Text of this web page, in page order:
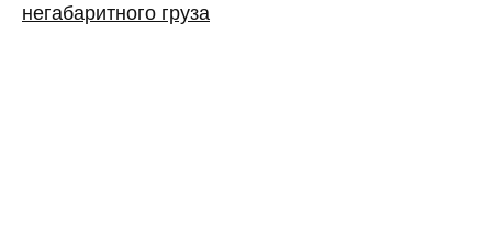
негабаритного груза